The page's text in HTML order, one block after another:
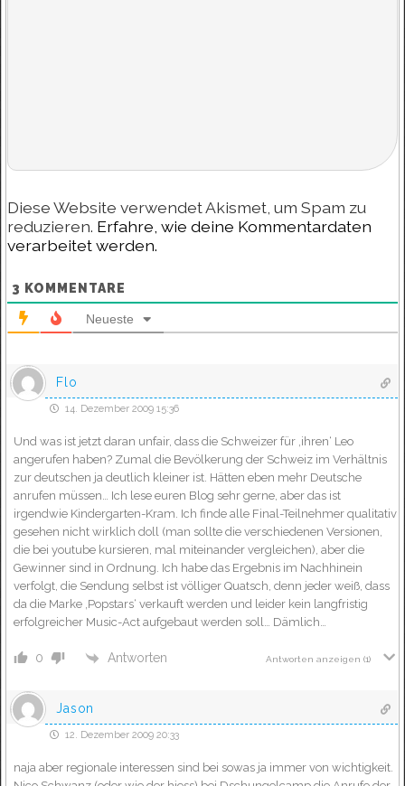
Diese Website verwendet Akismet, um Spam zu
reduzieren. Erfahre, wie deine Kommentardaten
verarbeitet werden.
3 KOMMENTARE
Neueste
Flo
14. Dezember 2009 15:36
Und was ist jetzt daran unfair, dass die Schweizer für ‚ihren‘ Leo
angerufen haben? Zumal die Bevölkerung der Schweiz im Verhältnis
zur deutschen ja deutlich kleiner ist. Hätten eben mehr Deutsche
anrufen müssen… Ich lese euren Blog sehr gerne, aber das ist
irgendwie Kindergarten-Kram. Ich finde alle Final-Teilnehmer qualitativ
gesehen nicht wirklich doll (man sollte die verschiedenen Versionen,
die bei youtube kursieren, mal miteinander vergleichen), aber die
Gewinner sind in Ordnung. Ich habe das Ergebnis im Nachhinein
verfolgt, die Sendung selbst ist völliger Quatsch, denn jeder weiß, dass
da die Marke ‚Popstars‘ verkauft werden und leider kein langfristig
erfolgreicher Music-Act aufgebaut werden soll… Dämlich…
0 Antworten Antworten anzeigen (1)
Jason
12. Dezember 2009 20:33
naja aber regionale interessen sind bei sowas ja immer von wichtigkeit.